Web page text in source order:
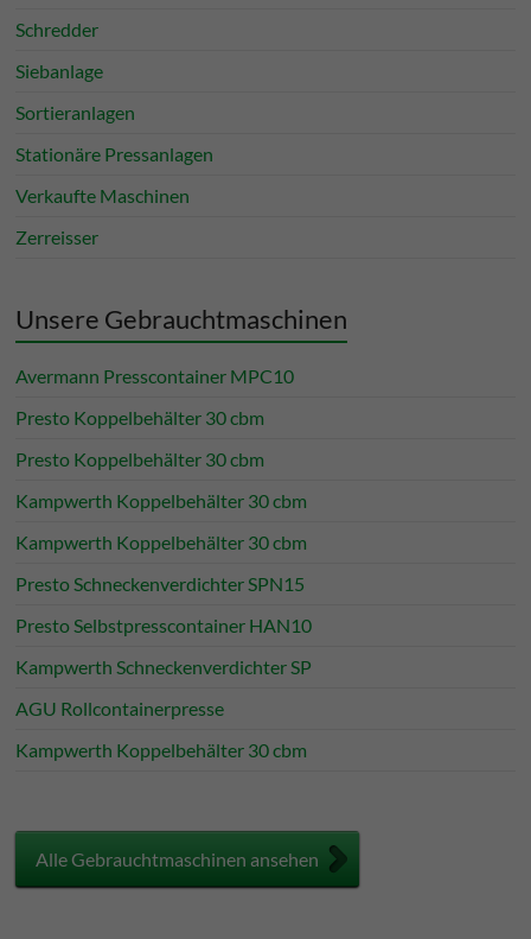
Schredder
Siebanlage
Sortieranlagen
Stationäre Pressanlagen
Verkaufte Maschinen
Zerreisser
Unsere Gebrauchtmaschinen
Avermann Presscontainer MPC10
Presto Koppelbehälter 30 cbm
Presto Koppelbehälter 30 cbm
Kampwerth Koppelbehälter 30 cbm
Kampwerth Koppelbehälter 30 cbm
Presto Schneckenverdichter SPN15
Presto Selbstpresscontainer HAN10
Kampwerth Schneckenverdichter SP
AGU Rollcontainerpresse
Kampwerth Koppelbehälter 30 cbm
Alle Gebrauchtmaschinen ansehen